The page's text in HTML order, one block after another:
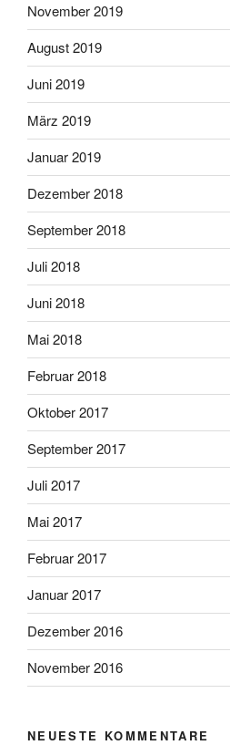
November 2019
August 2019
Juni 2019
März 2019
Januar 2019
Dezember 2018
September 2018
Juli 2018
Juni 2018
Mai 2018
Februar 2018
Oktober 2017
September 2017
Juli 2017
Mai 2017
Februar 2017
Januar 2017
Dezember 2016
November 2016
NEUESTE KOMMENTARE